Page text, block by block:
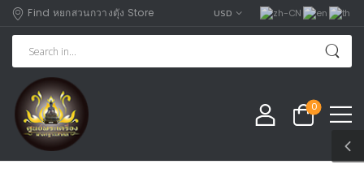
Find หยกสวนกวางตุัง Store USD
0